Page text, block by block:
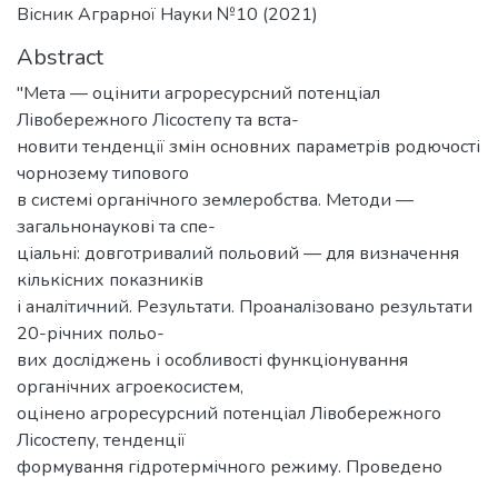
Вісник Аграрної Науки №10 (2021)
Abstract
"Мета — оцінити агроресурсний потенціал
Лівобережного Лісостепу та вста-
новити тенденції змін основних параметрів родючості
чорнозему типового
в системі органічного землеробства. Методи —
загальнонаукові та спе-
ціальні: довготривалий польовий — для визначення
кількісних показників
і аналітичний. Результати. Проаналізовано результати
20-річних польо-
вих досліджень і особливості функціонування
органічних агроекосистем,
оцінено агроресурсний потенціал Лівобережного
Лісостепу, тенденції
формування гідротермічного режиму. Проведено